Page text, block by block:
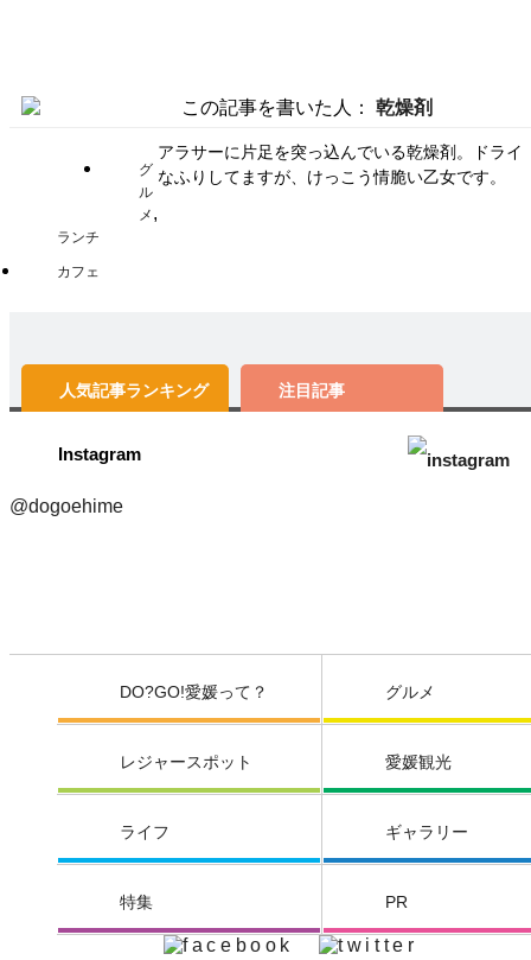
この記事を書いた人： 乾燥剤
アラサーに片足を突っ込んでいる乾燥剤。ドライ
なふりしてますが、けっこう情脆い乙女です。
グ
ル
メ ,
ランチ
カフェ
人気記事ランキング 注目記事
Instagram
@dogoehime
DO?GO!愛媛って？ グルメ
レジャースポット 愛媛観光
ライフ ギャラリー
特集 PR